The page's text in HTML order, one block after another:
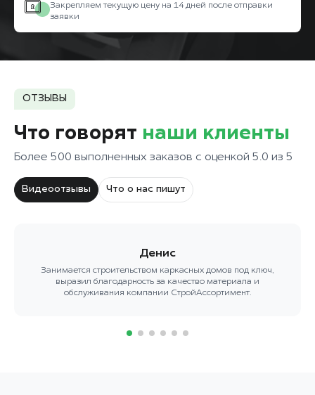
Закрепляем текущую цену на 14 дней после отправки
заявки
ОТЗЫВЫ
Что говорят наши клиенты
Более 500 выполненных заказов с оценкой 5.0 из 5
Видеоотзывы Что о нас пишут
Денис
Занимается строительством каркасных домов под ключ,
выразил благодарность за качество материала и
обслуживания компании СтройАссортимент.